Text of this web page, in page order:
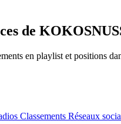
de
en playlist et positions
Classements Réseaux